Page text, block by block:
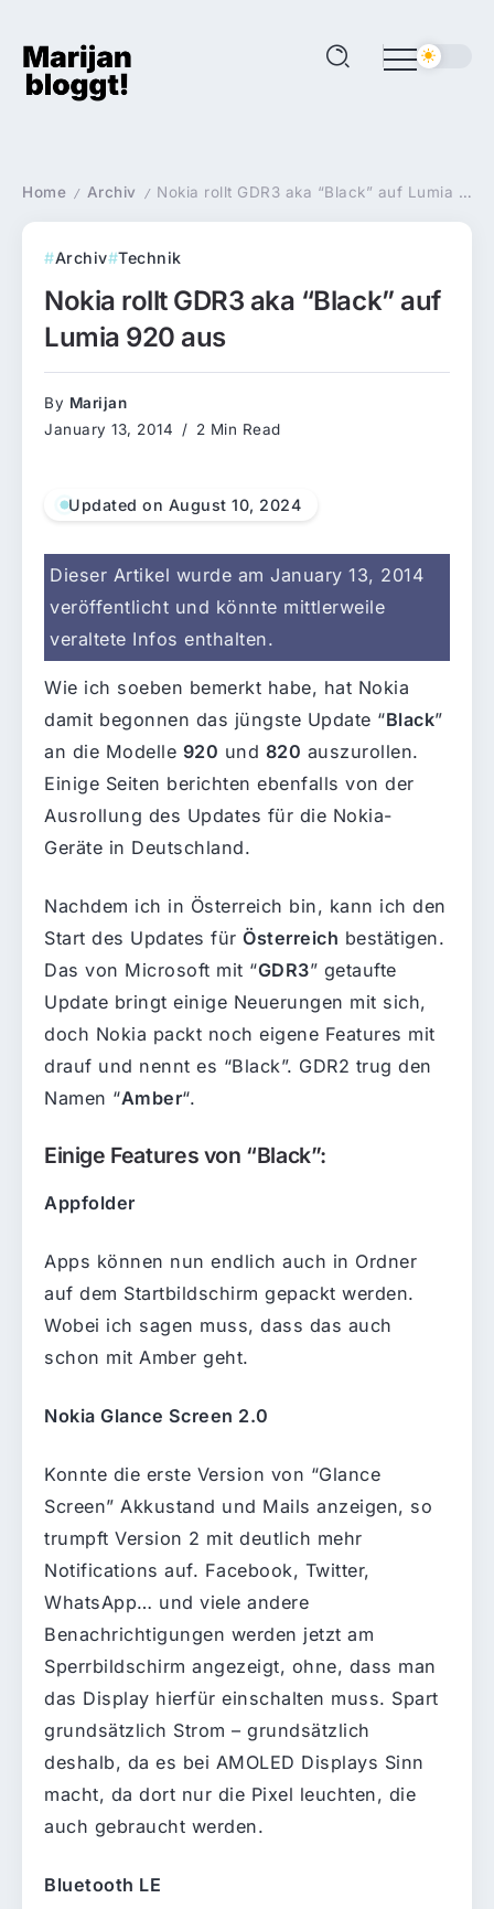
Home / Archiv / Nokia rollt GDR3 aka “Black” auf Lumia 920 aus
Archiv Technik
Nokia rollt GDR3 aka “Black” auf
Lumia 920 aus
By Marijan
January 13, 2014
2 Min Read
Updated on August 10, 2024
Dieser Artikel wurde am January 13, 2014
veröffentlicht und könnte mittlerweile
veraltete Infos enthalten.
Wie ich soeben bemerkt habe, hat Nokia
damit begonnen das jüngste Update “Black”
an die Modelle 920 und 820 auszurollen.
Einige Seiten berichten ebenfalls von der
Ausrollung des Updates für die Nokia-
Geräte in Deutschland.
Nachdem ich in Österreich bin, kann ich den
Start des Updates für Österreich bestätigen.
Das von Microsoft mit “GDR3” getaufte
Update bringt einige Neuerungen mit sich,
doch Nokia packt noch eigene Features mit
drauf und nennt es “Black”. GDR2 trug den
Namen “Amber“.
Einige Features von “Black”:
Appfolder
Apps können nun endlich auch in Ordner
auf dem Startbildschirm gepackt werden.
Wobei ich sagen muss, dass das auch
schon mit Amber geht.
Nokia Glance Screen 2.0
Konnte die erste Version von “Glance
Screen” Akkustand und Mails anzeigen, so
trumpft Version 2 mit deutlich mehr
Notifications auf. Facebook, Twitter,
WhatsApp… und viele andere
Benachrichtigungen werden jetzt am
Sperrbildschirm angezeigt, ohne, dass man
das Display hierfür einschalten muss. Spart
grundsätzlich Strom – grundsätzlich
deshalb, da es bei AMOLED Displays Sinn
macht, da dort nur die Pixel leuchten, die
auch gebraucht werden.
Bluetooth LE